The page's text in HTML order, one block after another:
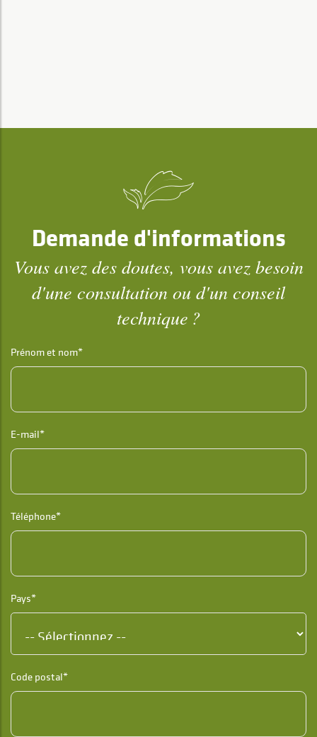
Demande d'informations
Vous avez des doutes, vous avez besoin
d'une consultation ou d'un conseil
technique ?
Prénom et nom*
E-mail*
Téléphone*
Pays*
Code postal*